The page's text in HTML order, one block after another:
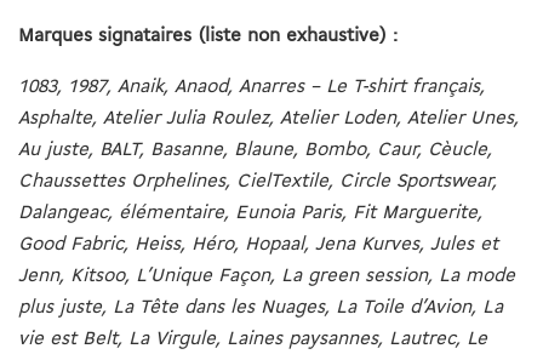
Marques signataires (liste non exhaustive) :
1083, 1987, Anaik, Anaod, Anarres – Le T-shirt français,
Asphalte, Atelier Julia Roulez, Atelier Loden, Atelier Unes,
Au juste, BALT, Basanne, Blaune, Bombo, Caur, Cèucle,
Chaussettes Orphelines, CielTextile, Circle Sportswear,
Dalangeac, élémentaire, Eunoia Paris, Fit Marguerite,
Good Fabric, Heiss, Héro, Hopaal, Jena Kurves, Jules et
Jenn, Kitsoo, L’Unique Façon, La green session, La mode
plus juste, La Tête dans les Nuages, La Toile d’Avion, La
vie est Belt, La Virgule, Laines paysannes, Lautrec, Le